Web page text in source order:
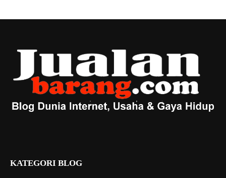
KATEGORI BLOG